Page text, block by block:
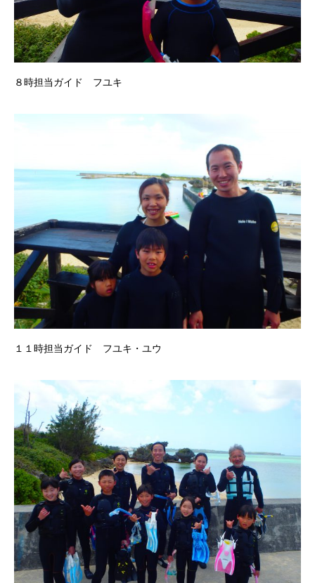
８時担当ガイド フユキ
１１時担当ガイド フユキ・ユウ